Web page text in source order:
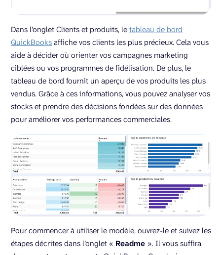
Dans l’onglet Clients et produits, letableau de bord
QuickBooksaffiche vos clients les plus précieux. Cela vous
aide à décider où orienter vos campagnes marketing
ciblées ou vos programmes de fidélisation. De plus, le
tableau de bord fournit un aperçu de vos produits les plus
vendus. Grâce à ces informations, vous pouvez analyser vos
stocks et prendre des décisions fondées sur des données
pour améliorer vos performances commerciales.
Pour commencer à utiliser le modèle, ouvrez-le et suivez les
étapes décrites dans l’onglet « Readme ». Il vous suffira